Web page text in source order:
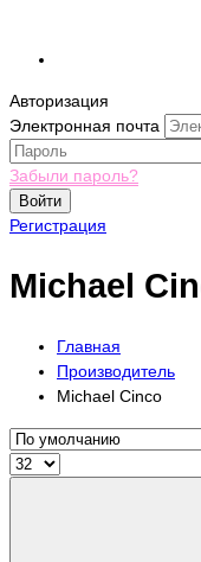
Авторизация
Электронная почта
Забыли пароль?
Войти
Регистрация
Michael
Главная
Производитель
Michael Cinco